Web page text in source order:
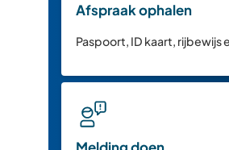
Afspraak ophalen
Paspoort, ID kaart, rijbewijs